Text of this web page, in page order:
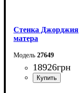
Стенка Джорджия
матера
27649
18926грн